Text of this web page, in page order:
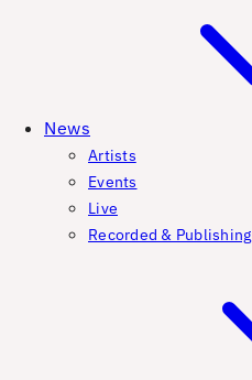
News
Artists
Events
Live
Recorded & Publishing